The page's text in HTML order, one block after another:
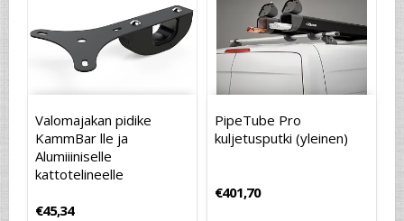
Valomajakan pidike
KammBar lle ja
Alumiiiniselle
kattotelineelle
€45,34
PipeTube Pro
kuljetusputki (yleinen)
€401,70